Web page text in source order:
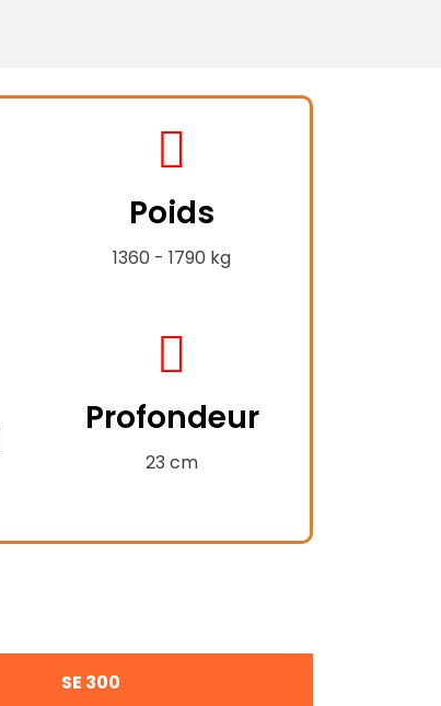
weight-
hanging
Poids
1360 - 1790 kg
compress-
alt
Profondeur
23 cm
SE 300